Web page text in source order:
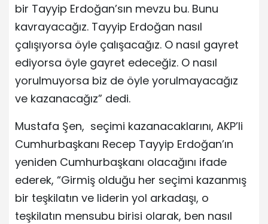
bir Tayyip Erdoğan’sın mevzu bu. Bunu
kavrayacağız. Tayyip Erdoğan nasıl
çalışıyorsa öyle çalışacağız. O nasıl gayret
ediyorsa öyle gayret edeceğiz. O nasıl
yorulmuyorsa biz de öyle yorulmayacağız
ve kazanacağız” dedi.
Mustafa Şen, seçimi kazanacaklarını, AKP’li
Cumhurbaşkanı Recep Tayyip Erdoğan’ın
yeniden Cumhurbaşkanı olacağını ifade
ederek, “Girmiş olduğu her seçimi kazanmış
bir teşkilatın ve liderin yol arkadaşı, o
teşkilatın mensubu birisi olarak, ben nasıl